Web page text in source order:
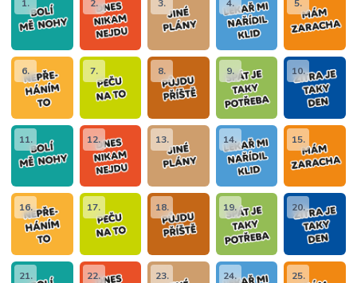
1. 2. 3. 4. 5.
6. 7. 8. 9. 10.
11. 12. 13. 14. 15.
16. 17. 18. 19. 20.
21. 22. 23. 24. 25.